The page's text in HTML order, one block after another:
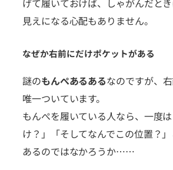
げて履いておけば、しゃがんだと
見えになる心配もありません。
なぜか右前にだけポケットがある
謎のもんぺあるあるなのですが、
唯一ついています。
もんぺを履いている人なら、一度
け？」「そしてなんでこの位置？
あるのではなかろうか……